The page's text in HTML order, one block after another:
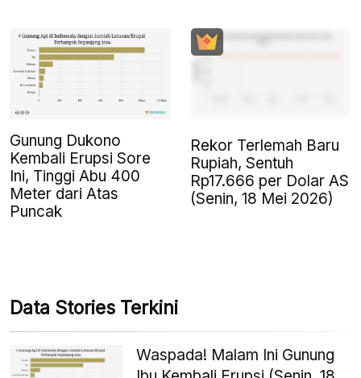
Gunung Dukono
Kembali Erupsi Sore
Ini, Tinggi Abu 400
Meter dari Atas
Puncak
Rekor Terlemah Baru
Rupiah, Sentuh
Rp17.666 per Dolar AS
(Senin, 18 Mei 2026)
Data Stories Terkini
Waspada! Malam Ini Gunung